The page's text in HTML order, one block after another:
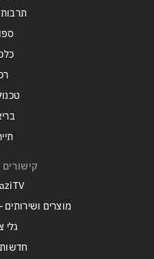
תרבות
מוצרים
גלי